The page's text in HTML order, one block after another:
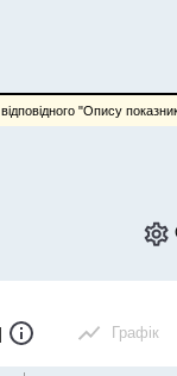
"Опису
Графік